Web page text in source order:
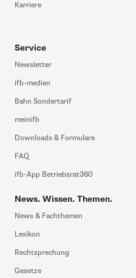
Karriere
Service
Newsletter
ifb-medien
Bahn Sondertarif
meinifb
Downloads & Formulare
FAQ
ifb-App Betriebsrat360
News. Wissen. Themen.
News & Fachthemen
Lexikon
Rechtsprechung
Gesetze